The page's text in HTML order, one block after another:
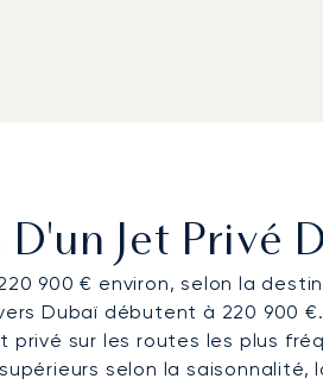
Jet Privé
900 € environ, selon la
Dubaï débutent à 220 900 €.
privé sur les routes les plus
selon la